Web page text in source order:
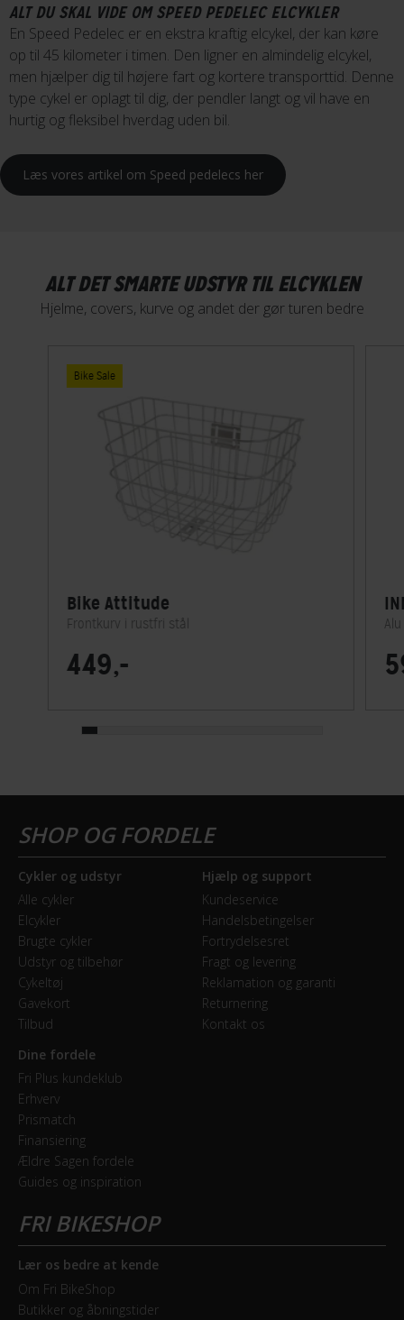
ALT DU SKAL VIDE OM SPEED PEDELEC ELCYKLER
En Speed Pedelec er en ekstra kraftig elcykel, der kan køre
op til 45 kilometer i timen. Den ligner en almindelig elcykel,
men hjælper dig til højere fart og kortere transporttid. Denne
type cykel er oplagt til dig, der pendler langt og vil have en
hurtig og fleksibel hverdag uden bil.
Læs vores artikel om Speed pedelecs her
ALT DET SMARTE UDSTYR TIL ELCYKLEN
Hjelme, covers, kurve og andet der gør turen bedre
Bike Sale
Bike Attitude
Frontkurv i rustfri stål
449,-
Cykler og udstyr
Alle cykler
Elcykler
Brugte cykler
Udstyr og tilbehør
Cykeltøj
Gavekort
Tilbud
Hjælp og support
Kundeservice
Handelsbetingelser
Fortrydelsesret
Fragt og levering
Reklamation og garanti
Returnering
Kontakt os
Dine fordele
Fri Plus kundeklub
Erhverv
Prismatch
Finansiering
Ældre Sagen fordele
Guides og inspiration
Lær os bedre at kende
Om Fri BikeShop
Butikker og åbningstider